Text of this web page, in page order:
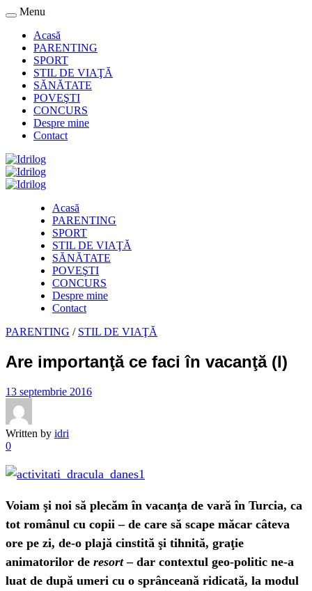
Menu
Acasă
PARENTING
SPORT
STIL DE VIAŢĂ
SĂNĂTATE
POVEŞTI
CONCURS
Despre mine
Contact
Acasă
PARENTING
SPORT
STIL DE VIAŢĂ
SĂNĂTATE
POVEŞTI
CONCURS
Despre mine
Contact
PARENTING / STIL DE VIAŢĂ
Are importanţă ce faci în vacanţă (I)
13 septembrie 2016
Written by idri
0
Voiam şi noi să plecăm în vacanţa de vară în Turcia, ca
tot românul cu copii – de care să scape măcar câteva
ore pe zi, de-o plajă cinstită şi tihnită, graţie
animatorilor de resort– dar contextul geo-politic ne-a
luat de după umeri cu o sprânceană ridicată, la modul